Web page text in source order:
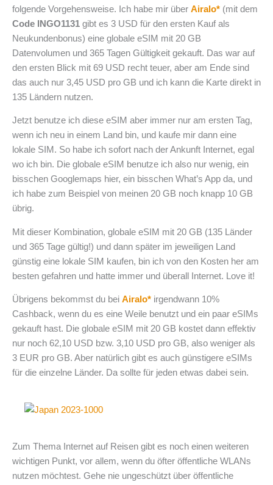
folgende Vorgehensweise. Ich habe mir über Airalo* (mit dem
Code INGO1131 gibt es 3 USD für den ersten Kauf als
Neukundenbonus) eine globale eSIM mit 20 GB
Datenvolumen und 365 Tagen Gültigkeit gekauft. Das war auf
den ersten Blick mit 69 USD recht teuer, aber am Ende sind
das auch nur 3,45 USD pro GB und ich kann die Karte direkt in
135 Ländern nutzen.
Jetzt benutze ich diese eSIM aber immer nur am ersten Tag,
wenn ich neu in einem Land bin, und kaufe mir dann eine
lokale SIM. So habe ich sofort nach der Ankunft Internet, egal
wo ich bin. Die globale eSIM benutze ich also nur wenig, ein
bisschen Googlemaps hier, ein bisschen What’s App da, und
ich habe zum Beispiel von meinen 20 GB noch knapp 10 GB
übrig.
Mit dieser Kombination, globale eSIM mit 20 GB (135 Länder
und 365 Tage gültig!) und dann später im jeweiligen Land
günstig eine lokale SIM kaufen, bin ich von den Kosten her am
besten gefahren und hatte immer und überall Internet. Love it!
Übrigens bekommst du bei Airalo* irgendwann 10%
Cashback, wenn du es eine Weile benutzt und ein paar eSIMs
gekauft hast. Die globale eSIM mit 20 GB kostet dann effektiv
nur noch 62,10 USD bzw. 3,10 USD pro GB, also weniger als
3 EUR pro GB. Aber natürlich gibt es auch günstigere eSIMs
für die einzelne Länder. Da sollte für jeden etwas dabei sein.
Zum Thema Internet auf Reisen gibt es noch einen weiteren
wichtigen Punkt, vor allem, wenn du öfter öffentliche WLANs
nutzen möchtest. Gehe nie ungeschützt über öffentliche